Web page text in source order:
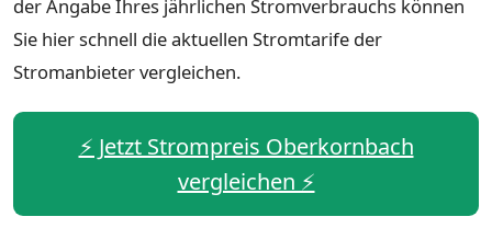
der Angabe Ihres jährlichen Stromverbrauchs können
Sie hier schnell die aktuellen Stromtarife der
Stromanbieter vergleichen.
⚡️ Jetzt Strompreis Oberkornbach
vergleichen ⚡️